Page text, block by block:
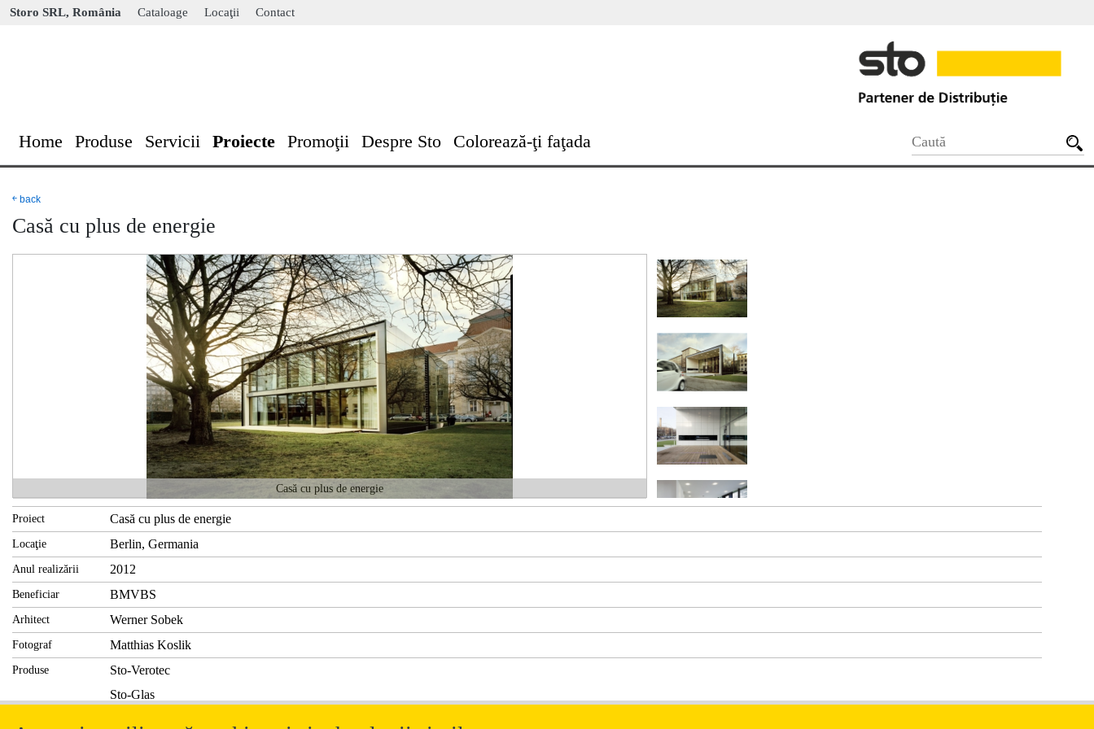
Storo SRL, România Cataloage Locaţii Contact
Home Produse Servicii Proiecte Promoţii Despre Sto Colorează-ţi faţada
￩ back
Casă cu plus de energie
Casă cu plus de energie
Proiect Casă cu plus de energie
Locaţie Berlin, Germania
Anul realizării 2012
Beneficiar BMVBS
Arhitect Werner Sobek
Fotograf Matthias Koslik
Produse
Sto-Verotec
Sto-Glas